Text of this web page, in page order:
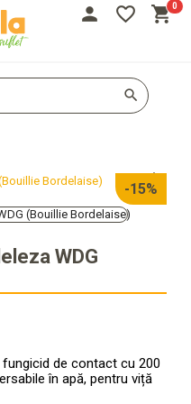
person favorite_border shopping_cart0
search
-15%

WDG
fungicid de contact cu 200
în apă, pentru viță